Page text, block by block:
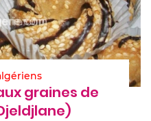
graines de